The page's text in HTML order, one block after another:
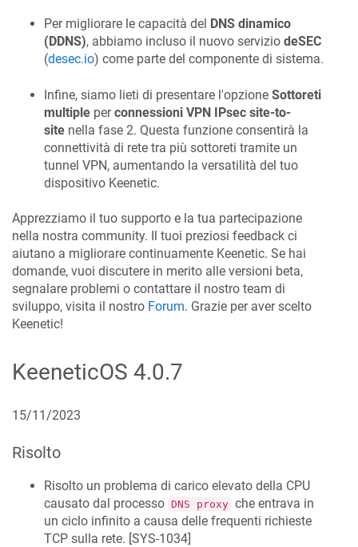
Per migliorare le capacità del DNS dinamico
(DDNS), abbiamo incluso il nuovo servizio deSEC
(desec.io) come parte del componente di sistema.
Infine, siamo lieti di presentare l'opzione Sottoreti
multiple perconnessioni VPN IPsec site-to-
site nella fase 2. Questa funzione consentirà la
connettività di rete tra più sottoreti tramite un
tunnel VPN, aumentando la versatilità del tuo
dispositivo Keenetic.
Apprezziamo il tuo supporto e la tua partecipazione
nella nostra community. Il tuoi preziosi feedback ci
aiutano a migliorare continuamente Keenetic. Se hai
domande, vuoi discutere in merito alle versioni beta,
segnalare problemi o contattare il nostro team di
sviluppo, visita il nostro Forum. Grazie per aver scelto
Keenetic!
KeeneticOS 4.0.7
15/11/2023
Risolto
Risolto un problema di carico elevato della CPU
causato dal processo DNS proxy che entrava in
un ciclo infinito a causa delle frequenti richieste
TCP sulla rete. [SYS-1034]